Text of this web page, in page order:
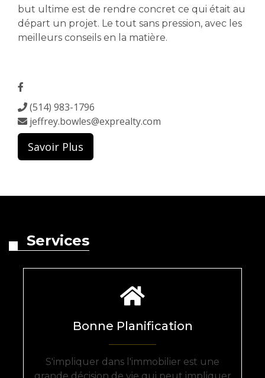
but ultime est de rendre concret ce qui était au
départ un projet. Le tout sans pression, avec les
meilleurs conseils en la matière.
(514) 983-1796
jeffrey.bowles@exprealty.com
Savoir Plus
Services
Bonne Planification
S'impliquer dans l'immobilier est une